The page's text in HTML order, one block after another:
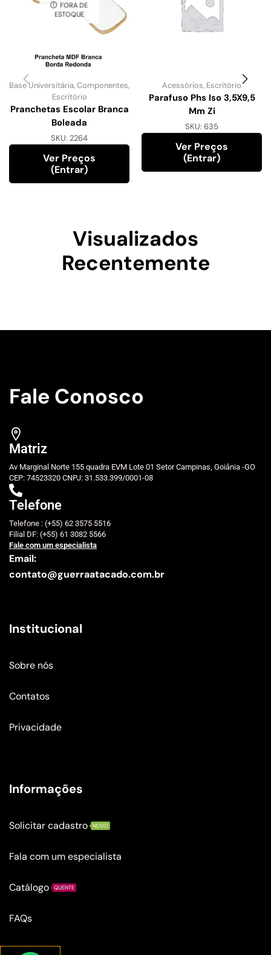
FORA DE
ESTOQUE
Base Universitária,Componentes,
Escritório
Pranchetas Escolar Branca
Boleada
SKU: 2264
Ver Preços
(entrar)
Acessórios, Escritório
Parafuso Phs Iso 3,5X9,5
Mm Zi
SKU: 635
Ver Preços
(entrar)
Visualizados
Recentemente
Fale Conosco
Matriz
Av Marginal Norte 155 quadra EVM Lote 01 Setor Campinas, Goiânia -GO
CEP: 74523320 CNPJ: 31.533.399/0001-08
Telefone
Telefone : (+55) 62 3575 5516
Filial DF: (+55) 61 3082 5566
Fale com um especialista
Email:
contato@guerraatacado.com.br
Institucional
Sobre nós
Contatos
Privacidade
Informações
Solicitar cadastro NOVO
Fala com um especialista
Catálogo QUENTE
FAQs